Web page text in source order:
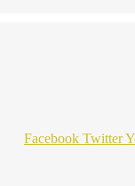
Facebook Twitter